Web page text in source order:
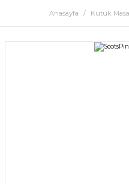
Anasayfa Kütük Masa